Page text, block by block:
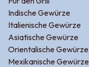
Indische Gewürze
Italienische Gewürze
Asiatische Gewürze
Orientalische Gewürze
Mexikanische Gewürze